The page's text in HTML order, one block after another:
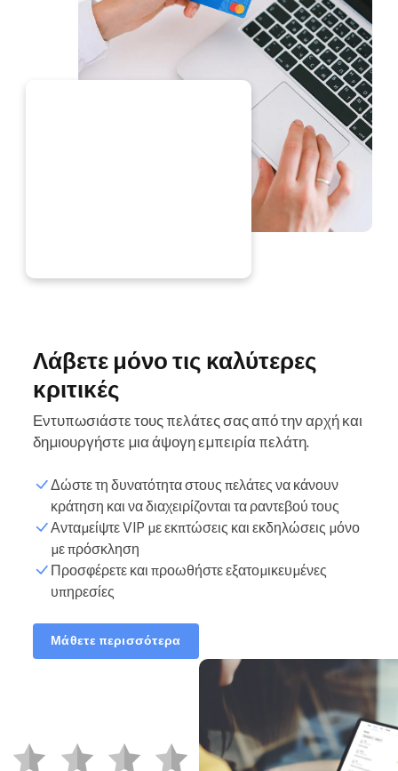
Λάβετε μόνο τις καλύτερες
κριτικές
Εντυπωσιάστε τους πελάτες σας από την αρχή και
δημιουργήστε μια άψογη εμπειρία πελάτη.
Δώστε τη δυνατότητα στους πελάτες να κάνουν
κράτηση και να διαχειρίζονται τα ραντεβού τους
Ανταμείψτε VIP με εκπτώσεις και εκδηλώσεις μόνο
με πρόσκληση
Προσφέρετε και προωθήστε εξατομικευμένες
υπηρεσίες
Μάθετε περισσότερα